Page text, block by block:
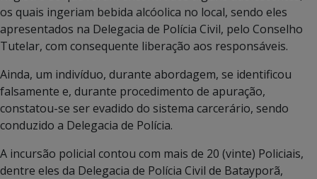
os quais ingeriam bebida alcóolica no local, sendo eles
apresentados na Delegacia de Polícia Civil, pelo Conselho
Tutelar, com consequente liberação aos responsáveis.
Ainda, um indivíduo, durante abordagem, se identificou
falsamente e, durante procedimento de apuração,
constatou-se ser evadido do sistema carcerário, sendo
conduzido a Delegacia de Polícia.
A incursão policial contou com mais de 20 (vinte) Policiais,
dentre eles da Delegacia de Polícia Civil de Batayporã,